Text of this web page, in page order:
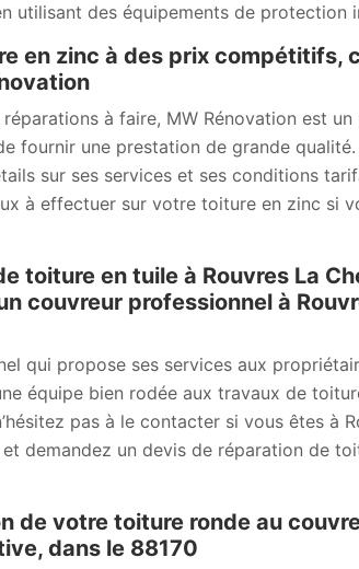
utilisant des équipements de protection
en zinc à des prix compétitifs,
à faire, MW Rénovation est un
fournir une prestation de grande
sur ses services et ses conditions
à effectuer sur votre toiture en zinc si
toiture en tuile à Rouvres La
couvreur professionnel à
qui propose ses services aux
équipe bien rodée aux travaux de
pas à le contacter si vous êtes à
demandez un devis de réparation de
de votre toiture ronde au
dans le 88170